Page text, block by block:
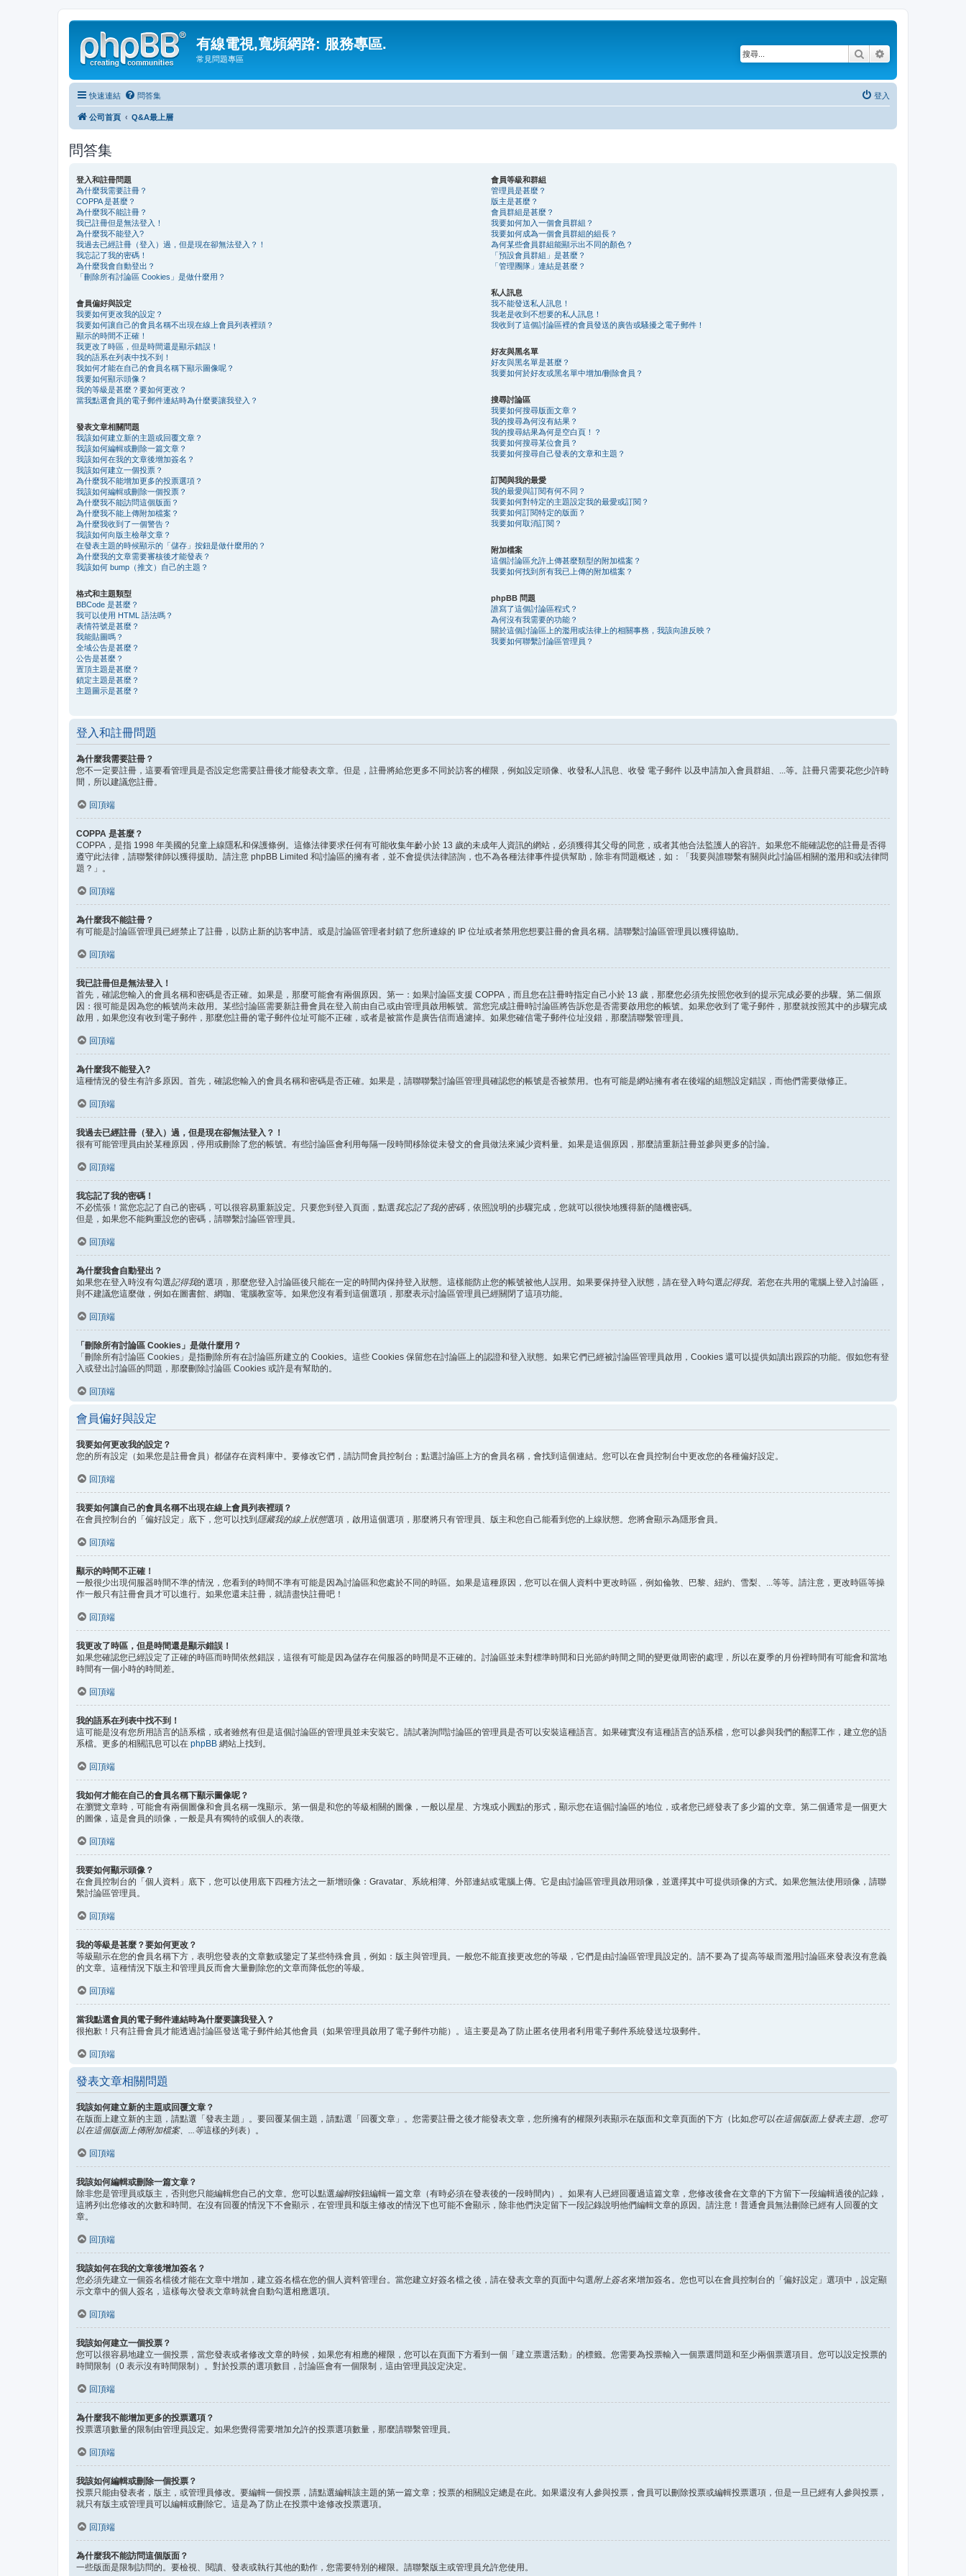
有線電視,寬頻網路: 服務專區.
常見問題專區 搜尋
快速連結 問答集 登入
公司首頁 Q&A最上層
問答集
登入和註冊問題
為什麼我需要註冊？
COPPA 是甚麼？
為什麼我不能註冊？
我已註冊但是無法登入！
為什麼我不能登入?
我過去已經註冊（登入）過，但是現在卻無法登入？！
我忘記了我的密碼！
為什麼我會自動登出？
「刪除所有討論區 Cookies」是做什麼用？
會員偏好與設定
我要如何更改我的設定？
我要如何讓自己的會員名稱不出現在線上會員列表裡頭？
顯示的時間不正確！
我更改了時區，但是時間還是顯示錯誤！
我的語系在列表中找不到！
我如何才能在自己的會員名稱下顯示圖像呢？
我要如何顯示頭像？
我的等級是甚麼？要如何更改？
當我點選會員的電子郵件連結時為什麼要讓我登入？
發表文章相關問題
我該如何建立新的主題或回覆文章？
我該如何編輯或刪除一篇文章？
我該如何在我的文章後增加簽名？
我該如何建立一個投票？
為什麼我不能增加更多的投票選項？
我該如何編輯或刪除一個投票？
為什麼我不能訪問這個版面？
為什麼我不能上傳附加檔案？
為什麼我收到了一個警告？
我該如何向版主檢舉文章？
在發表主題的時候顯示的「儲存」按鈕是做什麼用的？
為什麼我的文章需要審核後才能發表？
我該如何 bump（推文）自己的主題？
格式和主題類型
BBCode 是甚麼？
我可以使用 HTML 語法嗎？
表情符號是甚麼？
我能貼圖嗎？
全域公告是甚麼？
公告是甚麼？
置頂主題是甚麼？
鎖定主題是甚麼？
主題圖示是甚麼？
會員等級和群組
管理員是甚麼？
版主是甚麼？
會員群組是甚麼？
我要如何加入一個會員群組？
我要如何成為一個會員群組的組長？
為何某些會員群組能顯示出不同的顏色？
「預設會員群組」是甚麼？
「管理團隊」連結是甚麼？
私人訊息
我不能發送私人訊息！
我老是收到不想要的私人訊息！
我收到了這個討論區裡的會員發送的廣告或騷擾之電子郵件！
好友與黑名單
好友與黑名單是甚麼？
我要如何於好友或黑名單中增加/刪除會員？
搜尋討論區
我要如何搜尋版面文章？
我的搜尋為何沒有結果？
我的搜尋結果為何是空白頁！？
我要如何搜尋某位會員？
我要如何搜尋自己發表的文章和主題？
訂閱與我的最愛
我的最愛與訂閱有何不同？
我要如何對特定的主題設定我的最愛或訂閱？
我要如何訂閱特定的版面？
我要如何取消訂閱？
附加檔案
這個討論區允許上傳甚麼類型的附加檔案？
我要如何找到所有我已上傳的附加檔案？
phpBB 問題
誰寫了這個討論區程式？
為何沒有我需要的功能？
關於這個討論區上的濫用或法律上的相關事務，我該向誰反映？
我要如何聯繫討論區管理員？
登入和註冊問題
為什麼我需要註冊？
您不一定要註冊，這要看管理員是否設定您需要註冊後才能發表文章。但是，註冊將給您更多不同於訪客的權限，例如設定頭像、收發私人訊息、收發 電子郵件 以及申請加入會員群組、...等。註冊只需要花您少許時
間，所以建議您註冊。
回頂端
COPPA 是甚麼？
COPPA，是指 1998 年美國的兒童上線隱私和保護條例。這條法律要求任何有可能收集年齡小於 13 歲的未成年人資訊的網站，必須獲得其父母的同意，或者其他合法監護人的容許。如果您不能確認您的註冊是否得
遵守此法律，請聯繫律師以獲得援助。請注意 phpBB Limited 和討論區的擁有者，並不會提供法律諮詢，也不為各種法律事件提供幫助，除非有問題概述，如：「我要與誰聯繫有關與此討論區相關的濫用和或法律問
題？」。
回頂端
為什麼我不能註冊？
有可能是討論區管理員已經禁止了註冊，以防止新的訪客申請。或是討論區管理者封鎖了您所連線的 IP 位址或者禁用您想要註冊的會員名稱。請聯繫討論區管理員以獲得協助。
回頂端
我已註冊但是無法登入！
首先，確認您輸入的會員名稱和密碼是否正確。如果是，那麼可能會有兩個原因。第一：如果討論區支援 COPPA，而且您在註冊時指定自己小於 13 歲，那麼您必須先按照您收到的提示完成必要的步驟。第二個原
因：很可能是因為您的帳號尚未啟用。某些討論區需要新註冊會員在登入前由自己或由管理員啟用帳號。當您完成註冊時討論區將告訴您是否需要啟用您的帳號。如果您收到了電子郵件，那麼就按照其中的步驟完成
啟用，如果您沒有收到電子郵件，那麼您註冊的電子郵件位址可能不正確，或者是被當作是廣告信而過濾掉。如果您確信電子郵件位址沒錯，那麼請聯繫管理員。
回頂端
為什麼我不能登入?
這種情況的發生有許多原因。首先，確認您輸入的會員名稱和密碼是否正確。如果是，請聯聯繫討論區管理員確認您的帳號是否被禁用。也有可能是網站擁有者在後端的組態設定錯誤，而他們需要做修正。
回頂端
我過去已經註冊（登入）過，但是現在卻無法登入？！
很有可能管理員由於某種原因，停用或刪除了您的帳號。有些討論區會利用每隔一段時間移除從未發文的會員做法來減少資料量。如果是這個原因，那麼請重新註冊並參與更多的討論。
回頂端
我忘記了我的密碼！
不必慌張！當您忘記了自己的密碼，可以很容易重新設定。只要您到登入頁面，點選我忘記了我的密碼，依照說明的步驟完成，您就可以很快地獲得新的隨機密碼。
但是，如果您不能夠重設您的密碼，請聯繫討論區管理員。
回頂端
為什麼我會自動登出？
如果您在登入時沒有勾選記得我的選項，那麼您登入討論區後只能在一定的時間內保持登入狀態。這樣能防止您的帳號被他人誤用。如果要保持登入狀態，請在登入時勾選記得我。若您在共用的電腦上登入討論區，
則不建議您這麼做，例如在圖書館、網咖、電腦教室等。如果您沒有看到這個選項，那麼表示討論區管理員已經關閉了這項功能。
回頂端
「刪除所有討論區 Cookies」是做什麼用？
「刪除所有討論區 Cookies」是指刪除所有在討論區所建立的 Cookies。這些 Cookies 保留您在討論區上的認證和登入狀態。如果它們已經被討論區管理員啟用，Cookies 還可以提供如讀出跟踪的功能。假如您有登
入或登出討論區的問題，那麼刪除討論區 Cookies 或許是有幫助的。
回頂端
會員偏好與設定
我要如何更改我的設定？
您的所有設定（如果您是註冊會員）都儲存在資料庫中。要修改它們，請訪問會員控制台；點選討論區上方的會員名稱，會找到這個連結。您可以在會員控制台中更改您的各種偏好設定。
回頂端
我要如何讓自己的會員名稱不出現在線上會員列表裡頭？
在會員控制台的「偏好設定」底下，您可以找到隱藏我的線上狀態選項，啟用這個選項，那麼將只有管理員、版主和您自己能看到您的上線狀態。您將會顯示為隱形會員。
回頂端
顯示的時間不正確！
一般很少出現伺服器時間不準的情況，您看到的時間不準有可能是因為討論區和您處於不同的時區。如果是這種原因，您可以在個人資料中更改時區，例如倫敦、巴黎、紐約、雪梨、...等等。請注意，更改時區等操
作一般只有註冊會員才可以進行。如果您還未註冊，就請盡快註冊吧！
回頂端
我更改了時區，但是時間還是顯示錯誤！
如果您確認您已經設定了正確的時區而時間依然錯誤，這很有可能是因為儲存在伺服器的時間是不正確的。討論區並未對標準時間和日光節約時間之間的變更做周密的處理，所以在夏季的月份裡時間有可能會和當地
時間有一個小時的時間差。
回頂端
我的語系在列表中找不到！
這可能是沒有您所用語言的語系檔，或者雖然有但是這個討論區的管理員並未安裝它。請試著詢問討論區的管理員是否可以安裝這種語言。如果確實沒有這種語言的語系檔，您可以參與我們的翻譯工作，建立您的語
系檔。更多的相關訊息可以在 phpBB 網站上找到。
回頂端
我如何才能在自己的會員名稱下顯示圖像呢？
在瀏覽文章時，可能會有兩個圖像和會員名稱一塊顯示。第一個是和您的等級相關的圖像，一般以星星、方塊或小圓點的形式，顯示您在這個討論區的地位，或者您已經發表了多少篇的文章。第二個通常是一個更大
的圖像，這是會員的頭像，一般是具有獨特的或個人的表徵。
回頂端
我要如何顯示頭像？
在會員控制台的「個人資料」底下，您可以使用底下四種方法之一新增頭像：Gravatar、系統相簿、外部連結或電腦上傳。它是由討論區管理員啟用頭像，並選擇其中可提供頭像的方式。如果您無法使用頭像，請聯
繫討論區管理員。
回頂端
我的等級是甚麼？要如何更改？
等級顯示在您的會員名稱下方，表明您發表的文章數或鑒定了某些特殊會員，例如：版主與管理員。一般您不能直接更改您的等級，它們是由討論區管理員設定的。請不要為了提高等級而濫用討論區來發表沒有意義
的文章。這種情況下版主和管理員反而會大量刪除您的文章而降低您的等級。
回頂端
當我點選會員的電子郵件連結時為什麼要讓我登入？
很抱歉！只有註冊會員才能透過討論區發送電子郵件給其他會員（如果管理員啟用了電子郵件功能）。這主要是為了防止匿名使用者利用電子郵件系統發送垃圾郵件。
回頂端
發表文章相關問題
我該如何建立新的主題或回覆文章？
在版面上建立新的主題，請點選「發表主題」。要回覆某個主題，請點選「回覆文章」。您需要註冊之後才能發表文章，您所擁有的權限列表顯示在版面和文章頁面的下方（比如您可以在這個版面上發表主題、您可
以在這個版面上傳附加檔案、...等這樣的列表）。
回頂端
我該如何編輯或刪除一篇文章？
除非您是管理員或版主，否則您只能編輯您自己的文章。您可以點選編輯按鈕編輯一篇文章（有時必須在發表後的一段時間內）。如果有人已經回覆過這篇文章，您修改後會在文章的下方留下一段編輯過後的記錄，
這將列出您修改的次數和時間。在沒有回覆的情況下不會顯示，在管理員和版主修改的情況下也可能不會顯示，除非他們決定留下一段記錄說明他們編輯文章的原因。請注意！普通會員無法刪除已經有人回覆的文
章。
回頂端
我該如何在我的文章後增加簽名？
您必須先建立一個簽名檔後才能在文章中增加，建立簽名檔在您的個人資料管理台。當您建立好簽名檔之後，請在發表文章的頁面中勾選附上簽名來增加簽名。您也可以在會員控制台的「偏好設定」選項中，設定顯
示文章中的個人簽名，這樣每次發表文章時就會自動勾選相應選項。
回頂端
我該如何建立一個投票？
您可以很容易地建立一個投票，當您發表或者修改文章的時候，如果您有相應的權限，您可以在頁面下方看到一個「建立票選活動」的標籤。您需要為投票輸入一個票選問題和至少兩個票選項目。您可以設定投票的
時間限制（0 表示沒有時間限制）。對於投票的選項數目，討論區會有一個限制，這由管理員設定決定。
回頂端
為什麼我不能增加更多的投票選項？
投票選項數量的限制由管理員設定。如果您覺得需要增加允許的投票選項數量，那麼請聯繫管理員。
回頂端
我該如何編輯或刪除一個投票？
投票只能由發表者，版主，或管理員修改。要編輯一個投票，請點選編輯該主題的第一篇文章；投票的相關設定總是在此。如果還沒有人參與投票，會員可以刪除投票或編輯投票選項，但是一旦已經有人參與投票，
就只有版主或管理員可以編輯或刪除它。這是為了防止在投票中途修改投票選項。
回頂端
為什麼我不能訪問這個版面？
一些版面是限制訪問的。要檢視、閱讀、發表或執行其他的動作，您需要特別的權限。請聯繫版主或管理員允許您使用。